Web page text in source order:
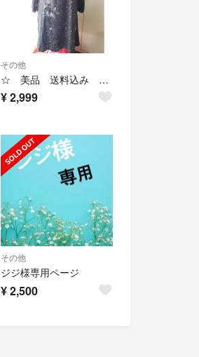
その他
☆ 美品 送料込み ☆ ScoLarワンピース
¥2,999
その他
ジジ様専用ページ
¥2,500